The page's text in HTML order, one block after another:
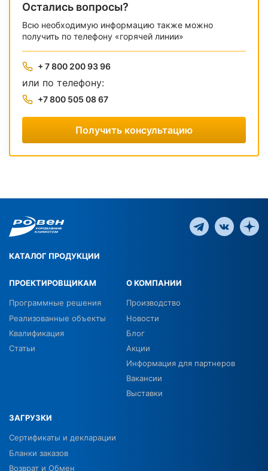
Остались вопросы?
Всю необходимую информацию также можно
получить по телефону «горячей линии»
+ 7 800 200 93 96
или по телефону:
+7 800 505 08 67
Получить консультацию
КАТАЛОГ ПРОДУКЦИИ
ПРОЕКТИРОВЩИКАМ
Программные решения
Реализованные объекты
Квалификация
Статьи
О КОМПАНИИ
Производство
Новости
Блог
Акции
Информация для партнеров
Вакансии
Выставки
ЗАГРУЗКИ
Сертификаты и декларации
Бланки заказов
Возврат и Обмен